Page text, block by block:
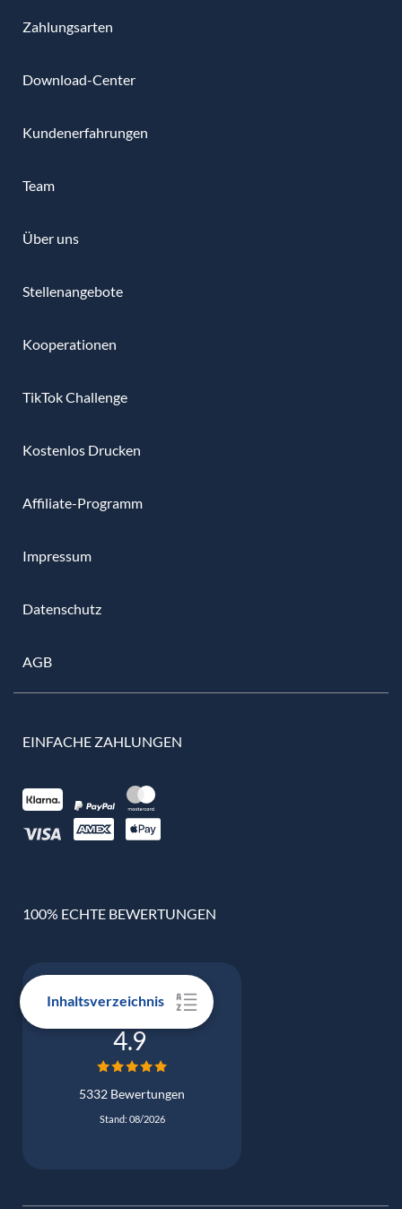
Inhaltsverzeichnis
Zahlungsarten
Download-Center
Kundenerfahrungen
Team
Über uns
Stellenangebote
Kooperationen
TikTok Challenge
Kostenlos Drucken
Affiliate-Programm
Impressum
Datenschutz
AGB
EINFACHE ZAHLUNGEN
100% ECHTE BEWERTUNGEN
Google Bewertung
4.9
5332 Bewertungen
Stand: 08/2026